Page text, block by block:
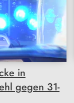
in
gegen 31-